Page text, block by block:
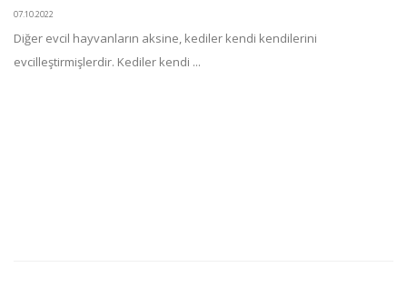
07.10.2022
Diğer evcil hayvanların aksine, kediler kendi kendilerini
evcilleştirmişlerdir. Kediler kendi ...